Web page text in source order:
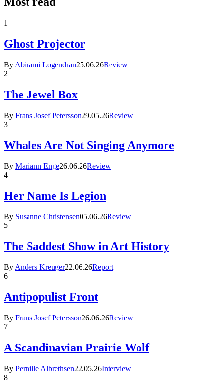
1
Ghost Projector
By Abirami Logendran25.06.26Review
2
The Jewel Box
By Frans Josef Petersson29.05.26Review
3
Whales Are Not Singing Anymore
By Mariann Enge26.06.26Review
4
Her Name Is Legion
By Susanne Christensen05.06.26Review
5
The Saddest Show in Art History
By Anders Kreuger22.06.26Report
6
Antipopulist Front
By Frans Josef Petersson26.06.26Review
7
A Scandinavian Prairie Wolf
By Pernille Albrethsen22.05.26Interview
8